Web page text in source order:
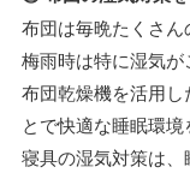
布団は毎晩たくさん
梅雨時は特に湿気が
布団乾燥機を活用
とで快適な睡眠環境
寝具の湿気対策は、